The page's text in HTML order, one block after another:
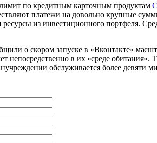
по кредитным карточным продуктам
платежи на довольно крупные
ресурсы из инвестиционного портфеля.
о скором запуске в «Вконтакте»
непосредственно в их «среде
обслуживается более девяти